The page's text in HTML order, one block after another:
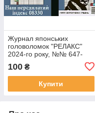
Журнал японських
головоломок "РЕЛАКС"
2024-го року, №№ 647-
100 ₴
Купити